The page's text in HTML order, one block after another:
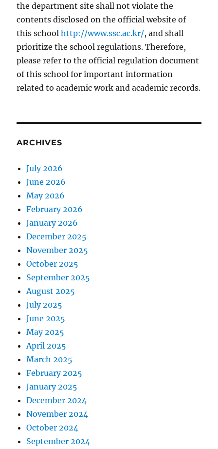
the department site shall not violate the
contents disclosed on the official website of
this schoolhttp://www.ssc.ac.kr/, and shall
prioritize the school regulations. Therefore,
please refer to the official regulation document
of this school for important information
related to academic work and academic records.
ARCHIVES
July 2026
June 2026
May 2026
February 2026
January 2026
December 2025
November 2025
October 2025
September 2025
August 2025
July 2025
June 2025
May 2025
April 2025
March 2025
February 2025
January 2025
December 2024
November 2024
October 2024
September 2024